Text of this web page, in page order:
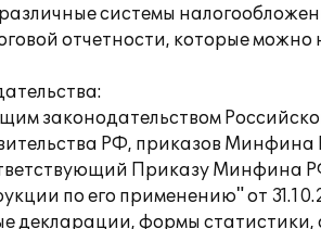
системы
отчетности, которые
законодательством
РФ, приказов
Приказу Минфина
по его применению" от
декларации, формы